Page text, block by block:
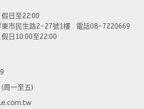
日至22:00
東市民生路2-27號1樓   電話08-7220669
日10:00至22:00
周一至五)